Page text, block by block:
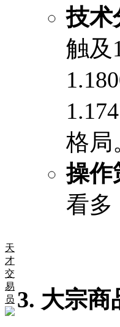
天
才
交
易
员
技术
触及
格局
操作
看多
3. 大宗商